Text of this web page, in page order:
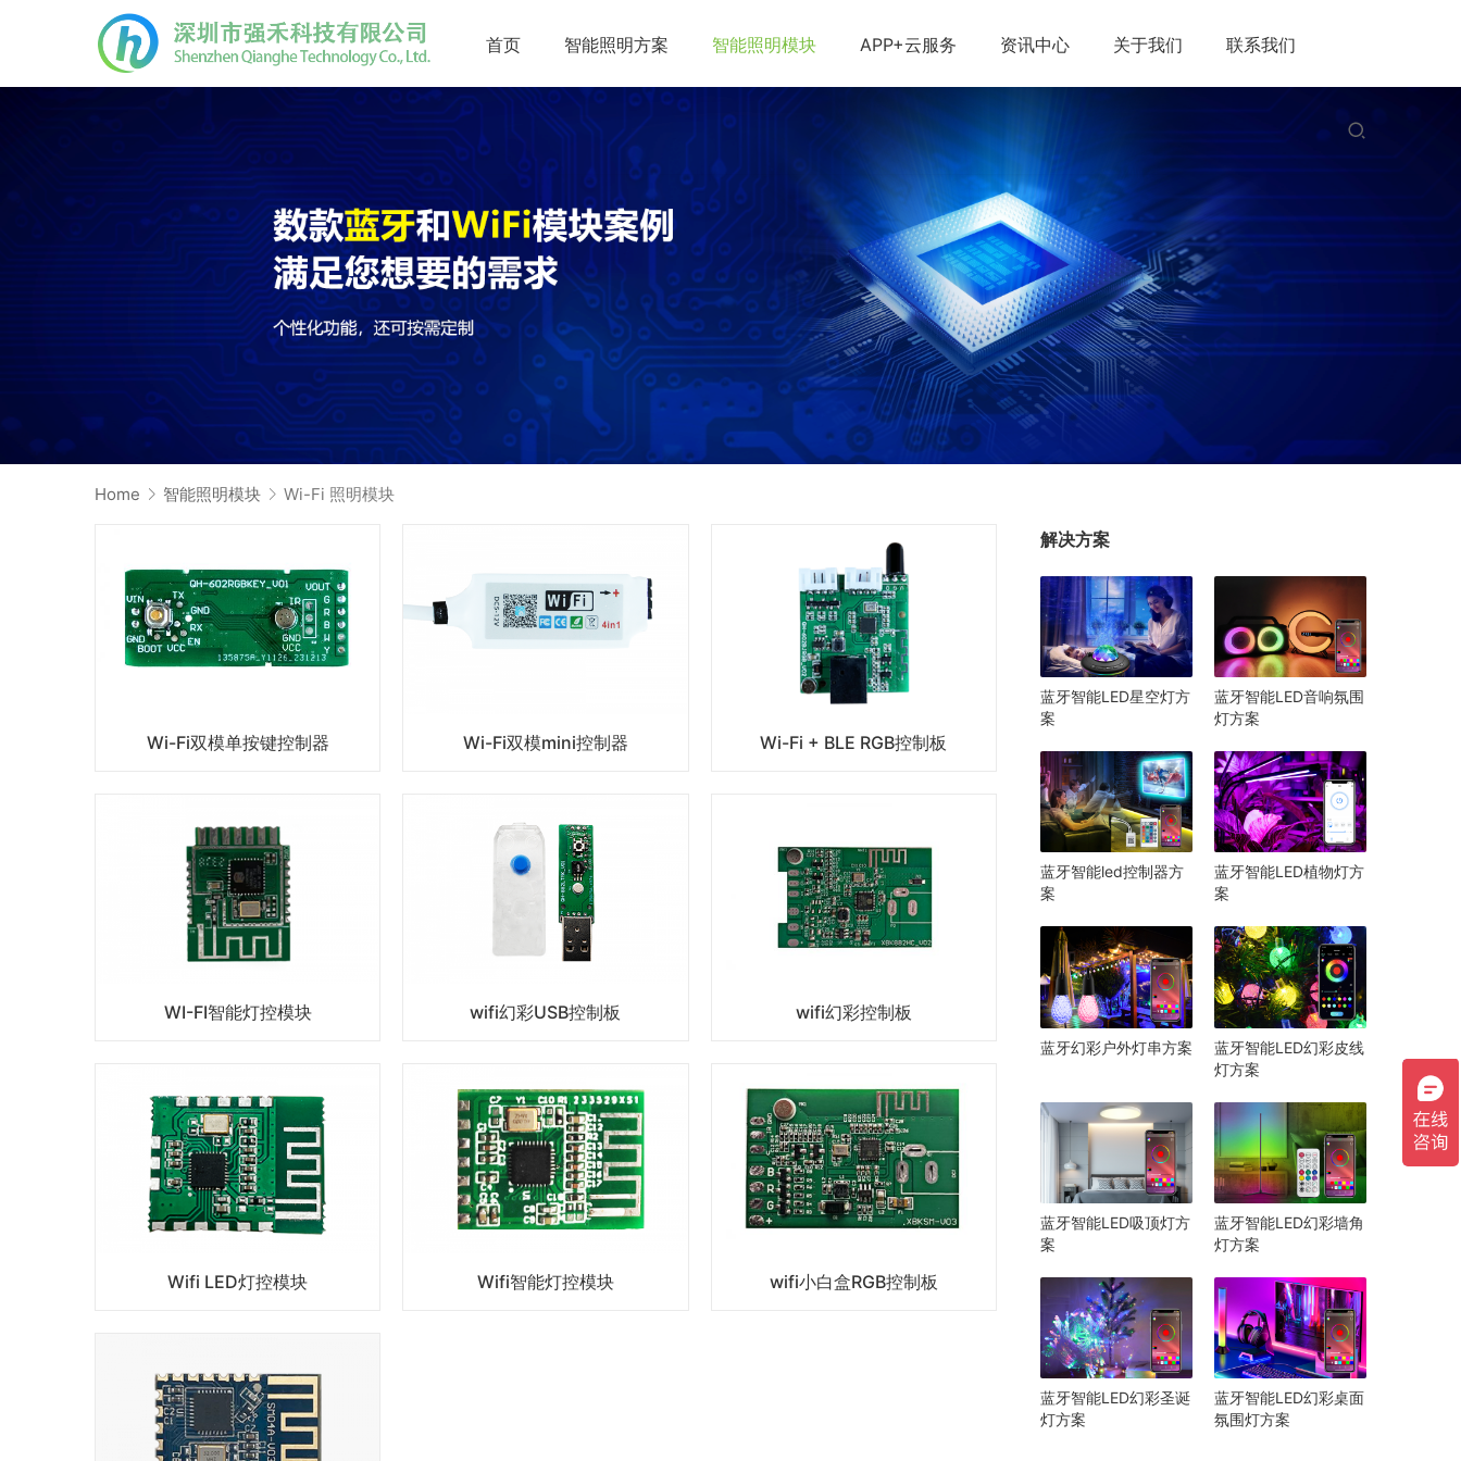
首页 智能照明方案 智能照明模块 APP+云服务 资讯中心 关于我们 联系我们
Home 智能照明模块 Wi-Fi 照明模块
Wi-Fi双模单按键控制器 Wi-Fi双模mini控制器 Wi-Fi + BLE RGB控制板
WI-FI智能灯控模块 wifi幻彩USB控制板 wifi幻彩控制板
Wifi LED灯控模块 Wifi智能灯控模块 wifi小白盒RGB控制板
解决方案
蓝牙智能LED星空灯方
案
蓝牙智能LED音响氛围
灯方案
蓝牙智能led控制器方
案
蓝牙智能LED植物灯方
案
蓝牙幻彩户外灯串方案
蓝牙智能LED幻彩皮线
灯方案
蓝牙智能LED吸顶灯方
案
蓝牙智能LED幻彩墙角
灯方案
蓝牙智能LED幻彩圣诞
灯方案
蓝牙智能LED幻彩桌面
氛围灯方案